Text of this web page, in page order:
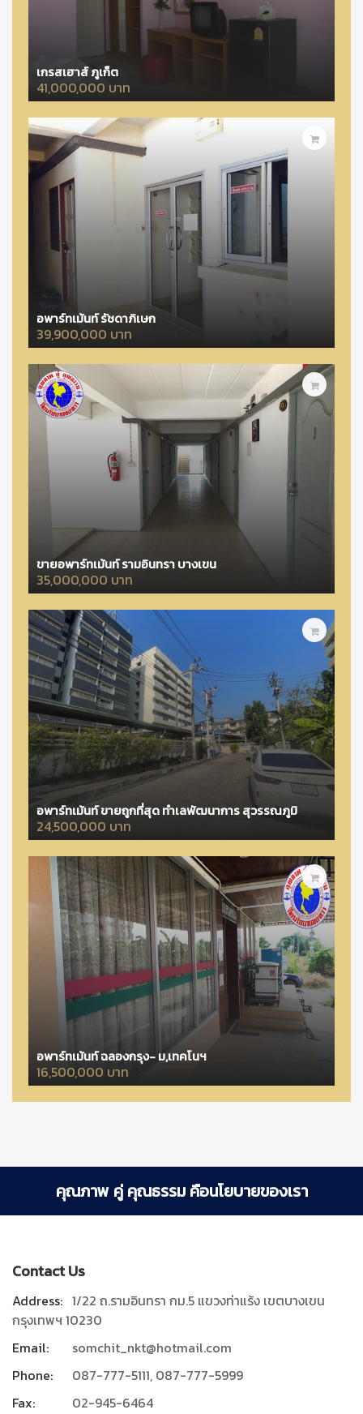
เกรสเฮาส์ ภูเก็ต
41,000,000 บาท
อพาร์ทเม้นท์ รัชดาภิเษก
39,900,000 บาท
ขายอพาร์ทเม้นท์ รามอินทรา บางเขน
35,000,000 บาท
อพาร์ทเม้นท์ ขายถูกที่สุด ทำเลพัฒนาการ สุวรรณภูมิ
24,500,000 บาท
อพาร์ทเม้นท์ ฉลองกรุง- ม,เทคโนฯ
16,500,000 บาท
คุณภาพ คู่ คุณธรรม คือนโยบายของเรา
Contact Us
Address: 1/22 ถ.รามอินทรา กม.5 แขวงท่าแร้ง เขตบางเขน
กรุงเทพฯ 10230
Email:
somchit_nkt@hotmail.com
Phone:
087-777-5111, 087-777-5999
Fax:
02-945-6464